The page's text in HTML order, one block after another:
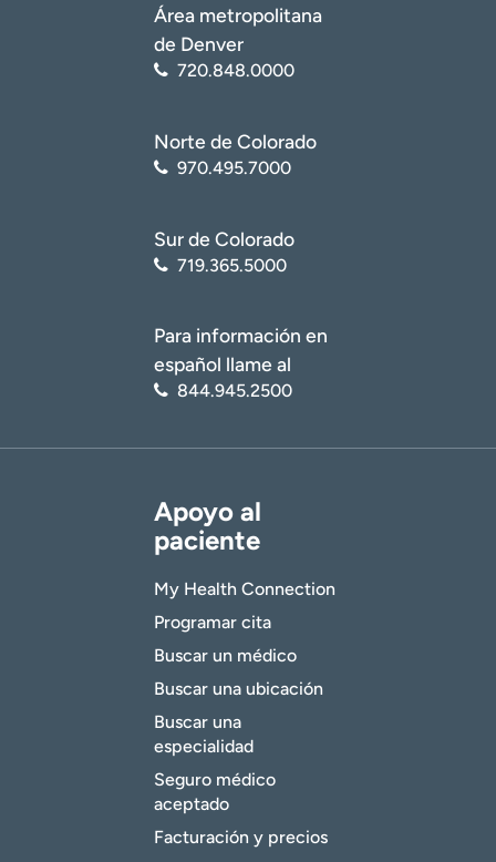
Área metropolitana
de Denver
720.848.0000
Norte de Colorado
970.495.7000
Sur de Colorado
719.365.5000
Para información en
español llame al
844.945.2500
Apoyo al
paciente
My Health Connection
Programar cita
Buscar un médico
Buscar una ubicación
Buscar una
especialidad
Seguro médico
aceptado
Facturación y precios